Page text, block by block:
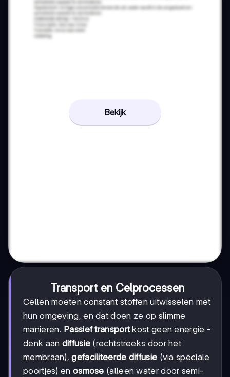
Bekijk
Transport en Celprocessen
Cellen moeten constant stoffen uitwisselen met
hun omgeving, en dat doen ze op slimme
manieren. Passief transportkost geen energie -
denk aan diffusie (rechtstreeks door het
membraan),gefaciliteerde diffusie (via speciale
poortjes) en osmose (alleen water door semi-